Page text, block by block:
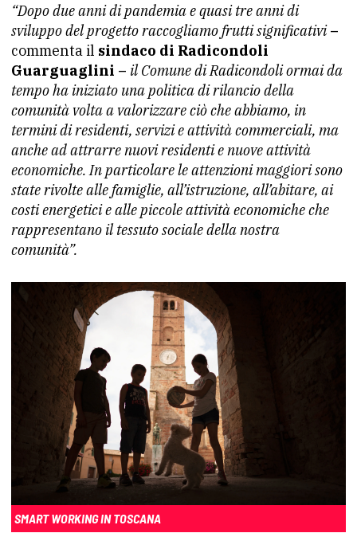
“Dopo due anni di pandemia e quasi tre anni di
sviluppo del progetto raccogliamo frutti significativi –
commenta il sindaco di Radicondoli
Guarguaglini – il Comune di Radicondoli ormai da
tempo ha iniziato una politica di rilancio della
comunità volta a valorizzare ciò che abbiamo, in
termini di residenti, servizi e attività commerciali, ma
anche ad attrarre nuovi residenti e nuove attività
economiche. In particolare le attenzioni maggiori sono
state rivolte alle famiglie, all’istruzione, all’abitare, ai
costi energetici e alle piccole attività economiche che
rappresentano il tessuto sociale della nostra
comunità”.
SMART WORKING IN TOSCANA